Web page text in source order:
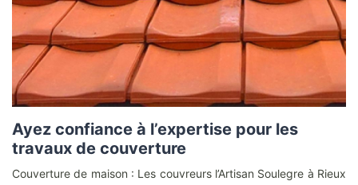
Ayez confiance à l’expertise pour les
travaux de couverture
Couverture de maison : Les couvreurs l’Artisan Soulegre à Rieux